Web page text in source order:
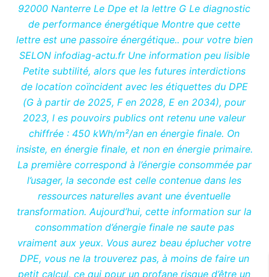
92000 Nanterre Le Dpe et la lettre G Le diagnostic
de performance énergétique Montre que cette
lettre est une passoire énergétique.. pour votre bien
SELON infodiag-actu.fr Une information peu lisible
Petite subtilité, alors que les futures interdictions
de location coïncident avec les étiquettes du DPE
(G à partir de 2025, F en 2028, E en 2034), pour
2023, l es pouvoirs publics ont retenu une valeur
chiffrée : 450 kWh/m²/an en énergie finale. On
insiste, en énergie finale, et non en énergie primaire.
La première correspond à l’énergie consommée par
l’usager, la seconde est celle contenue dans les
ressources naturelles avant une éventuelle
transformation. Aujourd’hui, cette information sur la
consommation d’énergie finale ne saute pas
vraiment aux yeux. Vous aurez beau éplucher votre
DPE, vous ne la trouverez pas, à moins de faire un
petit calcul, ce qui pour un profane risque d’être un